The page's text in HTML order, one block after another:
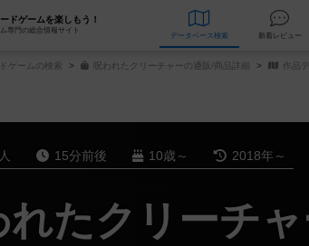
ドゲームを楽しもう！
専門の総合情報サイト
データベース 検索
ゲームの検索 呪われたクリーチャーの通販/商品詳細 作品
15分前後 10歳～ 2018年～
れたクリーチ